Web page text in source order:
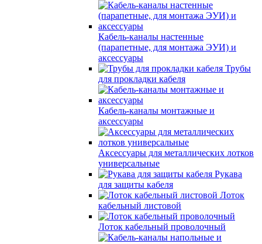
Кабель-каналы настенные
(парапетные, для монтажа ЭУИ) и
аксессуары
Трубы
для прокладки кабеля
Кабель-каналы монтажные и
аксессуары
Аксессуары для металлических лотков
универсальные
Рукава
для защиты кабеля
Лоток
кабельный листовой
Лоток кабельный проволочный